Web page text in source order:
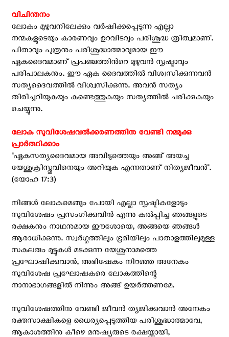
വിചിന്തനം
ലോകം മുഴുവനിലേക്കും വര്‍ഷിക്കപ്പെടുന്ന എല്ലാ
നന്മകളുടെയും കാരണവും ഉറവിടവും പരിശുദ്ധ ത്രിത്വമാണ്.
പിതാവും പുത്രനും പരിശുദ്ധാത്മാവുമായ ഈ
ഏകദൈവമാണ് പ്രപഞ്ചത്തിന്‍റെ മുഴുവന്‍ സൃഷ്ടാവും
പരിപാലകനും. ഈ ഏക ദൈവത്തില്‍ വിശ്വസിക്കുന്നവന്‍
സത്യദൈവത്തില്‍ വിശ്വസിക്കുന്നു. അവന്‍ സത്യം
തിരിച്ചറിയുകയും കണ്ടെത്തുകയും സത്യത്തില്‍ ചരിക്കുകയും
ചെയ്യുന്നു.
ലോക സുവിശേഷവൽക്കരണത്തിനു വേണ്ടി നമ്മുക്കു
പ്രാർത്ഥിക്കാം
"ഏകസത്യദൈവമായ അവിടുത്തെയും അങ്ങ് അയച്ച
യേശുക്രിസ്തുവിനെയും അറിയുക എന്നതാണ് നിത്യജീവൻ".
(യോഹ 17:3)
നിങ്ങള്‍ ലോകമെങ്ങും പോയി എല്ലാ സൃഷ്ടികളോടും
സുവിശേഷം പ്രസംഗിക്കുവിന്‍ എന്നു കല്‍പ്പിച്ച ഞങ്ങളുടെ
രക്ഷകനും നാഥനുമായ ഈശോയെ, അങ്ങയെ ഞങ്ങൾ
ആരാധിക്കുന്നു. സ്വര്‍ഗ്ഗത്തിലും ഭൂമിയിലും പാതാളത്തിലുമുള്ള
സകലരും മുട്ടുകള്‍ മടക്കുന്ന യേശുനാമത്തെ
പ്രഘോഷിക്കുവാന്‍, അഭിഷേകം നിറഞ്ഞ അനേകം
സുവിശേഷ പ്രഘോഷകരെ ലോകത്തിന്റെ
നാനാഭാഗങ്ങളിൽ നിന്നും അങ്ങ് ഉയർത്തണമേ.
സുവിശേഷത്തിനു വേണ്ടി ജീവന്‍ ത്യജിക്കുവാന്‍ അനേകം
രക്തസാക്ഷികളെ ധൈര്യപ്പെടുത്തിയ പരിശുദ്ധാത്മാവേ,
ആകാശത്തിനു കീഴെ മനുഷ്യരുടെ രക്ഷയ്ക്കായി,